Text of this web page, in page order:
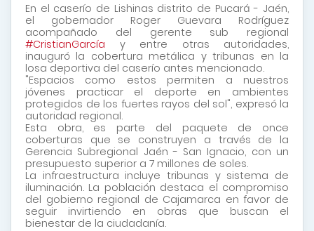
En el caserío de Lishinas distrito de Pucará - Jaén,
el gobernador Roger Guevara Rodríguez
acompañado del gerente sub regional
#CristianGarcía y entre otras autoridades,
inauguró la cobertura metálica y tribunas en la
losa deportiva del caserío antes mencionado.
"Espacios como estos permiten a nuestros
jóvenes practicar el deporte en ambientes
protegidos de los fuertes rayos del sol", expresó la
autoridad regional.
Esta obra, es parte del paquete de once
coberturas que se construyen a través de la
Gerencia Subregional Jaén - San Ignacio, con un
presupuesto superior a 7 millones de soles.
La infraestructura incluye tribunas y sistema de
iluminación. La población destaca el compromiso
del gobierno regional de Cajamarca en favor de
seguir invirtiendo en obras que buscan el
bienestar de la ciudadanía.